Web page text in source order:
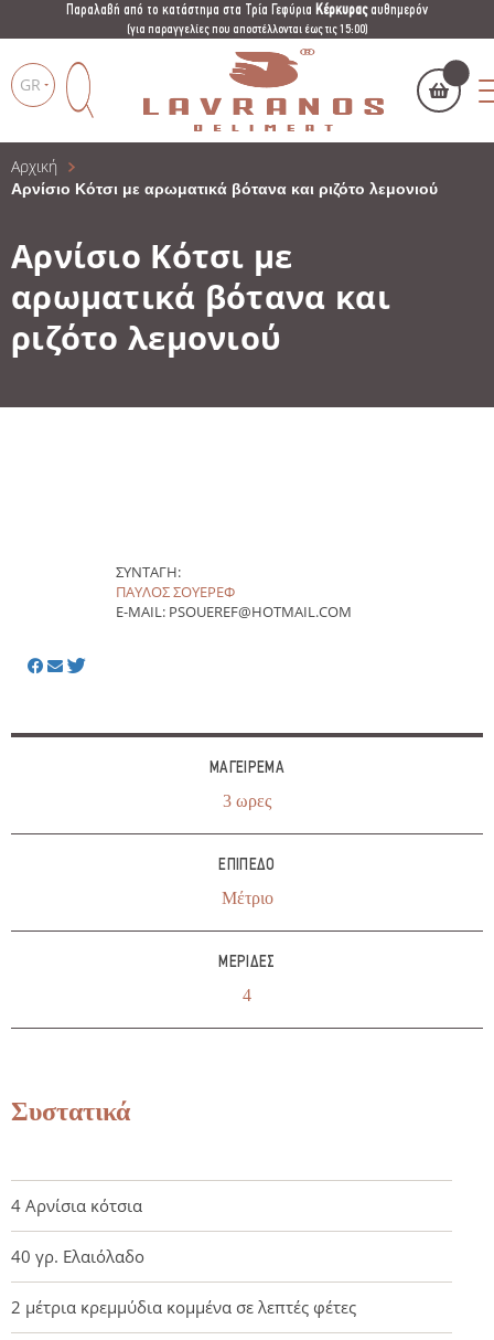
Παραλαβή από το κατάστημα στα Τρία Γεφύρια Κέρκυραςαυθημερόν
(για παραγγελίες που αποστέλλονται έως τις 15:00)
GR
Products
search
Το καλάθι μου
Αρχική
Αρνίσιο Κότσι με αρωματικά βότανα και ριζότο λεμονιού
Αρνίσιο Κότσι με
αρωματικά βότανα και
ριζότο λεμονιού
ΣΥΝΤΑΓΉ:
ΠΑΎΛΟΣ ΣΟΥΈΡΕΦ
E-MAIL: PSOUEREF@HOTMAIL.COM
ΜΑΓΕΊΡΕΜΑ
3 ωρες
ΕΠΊΠΕΔΟ
Μέτριο
ΜΕΡΊΔΕΣ
4
Συστατικά
4 Αρνίσια κότσια
40 γρ. Ελαιόλαδο
2 μέτρια κρεμμύδια κομμένα σε λεπτές φέτες